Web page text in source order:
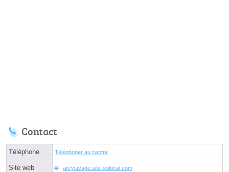
Contact
Téléphone Téléphoner au centre
Site web arcylavage.site-solocal.com